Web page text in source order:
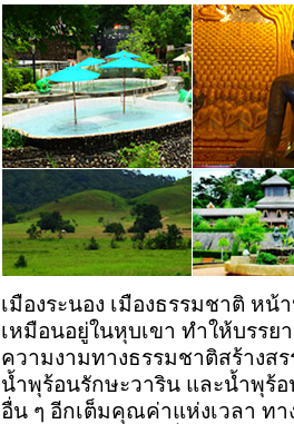
เมืองระนอง เมืองธรรมชาติ ห
เหมือนอยู่ในหุบเขา ทำให้บรร
ความงามทางธรรมชาติสร้างส
น้ำพุร้อนรักษะวาริน และน้ำพุร้
อื่น ๆ อีกเต็มคุณค่าแห่งเวลา ทา